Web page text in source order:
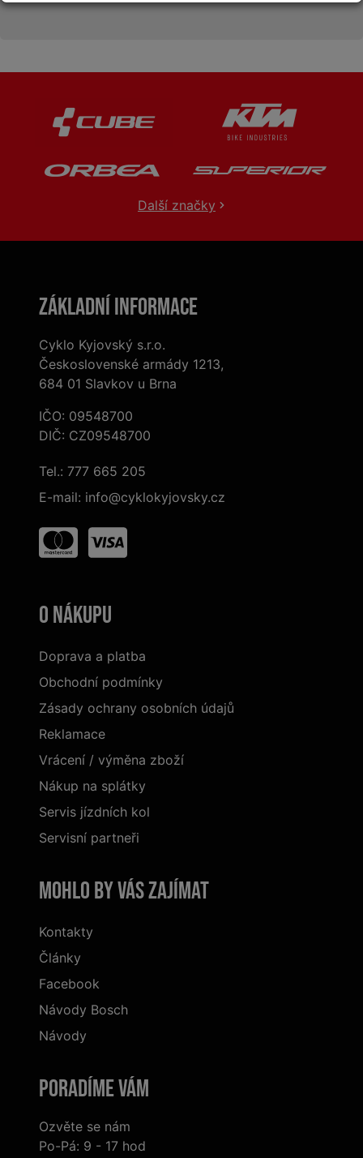
Další značky
Základní informace
Cyklo Kyjovský s.r.o.
Československé armády 1213,
684 01 Slavkov u Brna
IČO: 09548700
DIČ: CZ09548700
Tel.: 777 665 205
E-mail: info@cyklokyjovsky.cz
O nákupu
Doprava a platba
Obchodní podmínky
Zásady ochrany osobních údajů
Reklamace
Vrácení / výměna zboží
Nákup na splátky
Servis jízdních kol
Servisní partneři
Mohlo by vás zajímat
Kontakty
Články
Facebook
Návody Bosch
Návody
Poradíme Vám
Ozvěte se nám
Po-Pá: 9 - 17 hod